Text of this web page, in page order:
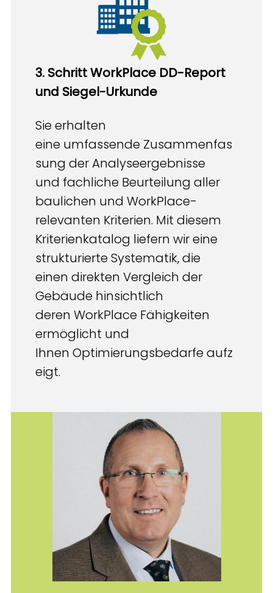
3. Schritt WorkPlace DD-Report
und Siegel-Urkunde
Sie erhalten
eine umfassende Zusammenfas
sung der Analyseergebnisse
und fachliche Beurteilung aller
baulichen und WorkPlace-
relevanten Kriterien.​ Mit diesem
Kriterienkatalog liefern wir eine
strukturierte Systematik, die
einen direkten Vergleich der
Gebäude hinsichtlich
deren WorkPlace Fähigkeiten
ermöglicht und
Ihnen Optimierungsbedarfe aufz
eigt.